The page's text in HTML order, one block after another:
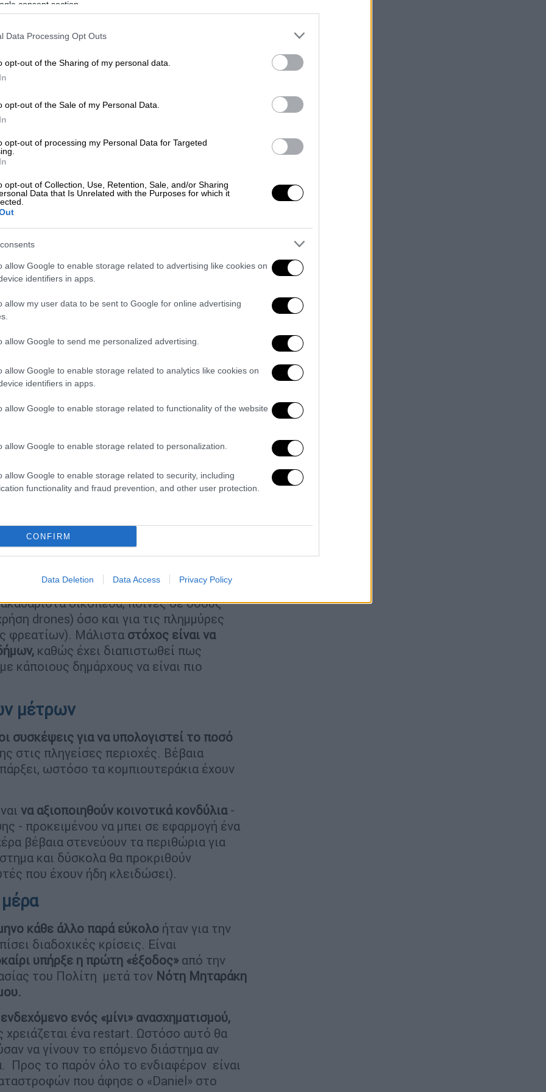
consent section.
Data Processing Opt Outs
opt-out of the Sharing of my personal data.
opt-out of the Sale of my Personal Data.
opt-out of processing my Personal Data for Targeted
opt-out of Collection, Use, Retention, Sale, and/or Sharing
Data that Is Unrelated with the Purposes for which it
allow Google to enable storage related to advertising like cookies on
identifiers in apps.
allow my user data to be sent to Google for online advertising
allow Google to send me personalized advertising.
allow Google to enable storage related to analytics like cookies on
identifiers in apps.
allow Google to enable storage related to functionality of the website
allow Google to enable storage related to personalization.
allow Google to enable storage related to security, including
functionality and fraud prevention, and other user protection.
CONFIRM
Data Deletion Data Access Privacy Policy
μιας σειράς έργων στις περιοχές που
Παράλληλα στην κυβέρνηση
διορθώσεις αλλά χρειάζεται ένα ευρύ
στους πολίτες.
του 2019 όσο και στη
κράτος»,
Ηπύρινη λαίλαπα του καλοκαιριού,
περιοχές έδειξαν πως ο δρόμος είναι
αύριο θα έκανε στη
οικονομία
έχουν αλλάξει
γραμμή.Με την επίσκεψη στη ΔΕΘ να
τις εξελίξεις στις πλημμυρισμένες
της επόμενης εβδομάδας.
αυριανής ομιλίας του Κυριάκου
ελήφθη χθες το πρωί και αφού
σενάρια. Η απόφαση για την αναβολή
άλλωστε πως δεν είναι ακόμα
πλημμύρες -και ενώ είχε προηγηθεί η
οι αλλαγές στην πολιτική προστασία. Και
του πρωθυπουργού.
οι πολίτες περιμένουν γενναίες
διόρθωση λαθών και παραλείψεων.
τετραετία και δεν υπάρχει
κρίση είναι εδώ και οι συνέπειες
δε πως είναι απαραίτητο να
την πρόληψη των πυρκαγιών (π.χ.
οικόπεδα, ποινές σε όσους
drones) όσο και για τις πλημμύρες
φρεατίων). Μάλιστα στόχος είναι να
καθώς έχει διαπιστωθεί πως
κάποιους δημάρχους να είναι πιο
μέτρων
συσκέψεις για να υπολογιστεί το ποσό
στις πληγείσες περιοχές. Βέβαια
ωστόσο τα κομπιουτεράκια έχουν
να αξιοποιηθούν κοινοτικά κονδύλια-
- προκειμένου να μπει σε εφαρμογή ένα
βέβαια στενεύουν τα περιθώρια για
και δύσκολα θα προκριθούν
που έχουν ήδη κλειδώσει).
κάθε άλλο παρά εύκολο ήταν για την
διαδοχικές κρίσεις. Είναι
υπήρξε η πρώτη «έξοδος» από την
του Πολίτη μετά τον Νότη Μηταράκη
ενός «μίνι» ανασχηματισμού,
ένα restart. Ωστόσο αυτό θα
να γίνουν το επόμενο διάστημα αν
Προς το παρόν όλο το ενδιαφέρον είναι
που άφησε ο «Daniel» στο